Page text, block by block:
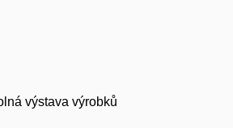
výstava výrobků